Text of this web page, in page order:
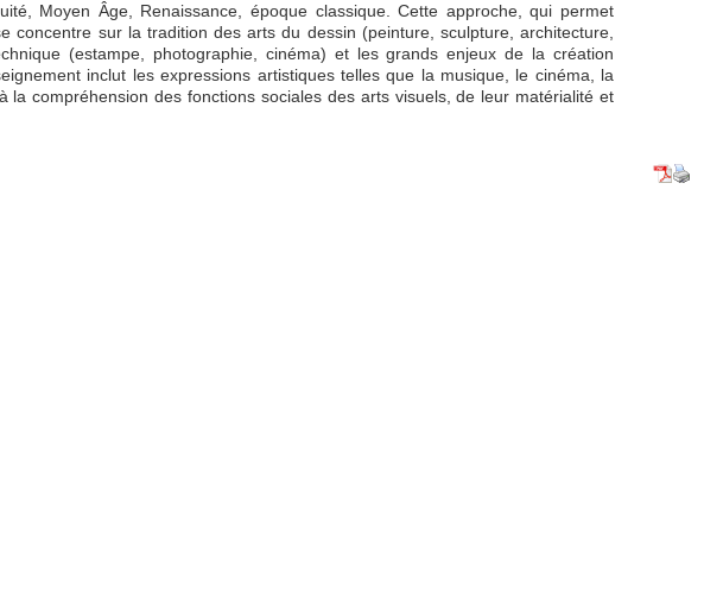
Moyen Âge, Renaissance, époque classique. Cette approche, qui permet
concentre sur la tradition des arts du dessin (peinture, sculpture, architecture,
(estampe, photographie, cinéma) et les grands enjeux de la création
inclut les expressions artistiques telles que la musique, le cinéma, la
compréhension des fonctions sociales des arts visuels, de leur matérialité et